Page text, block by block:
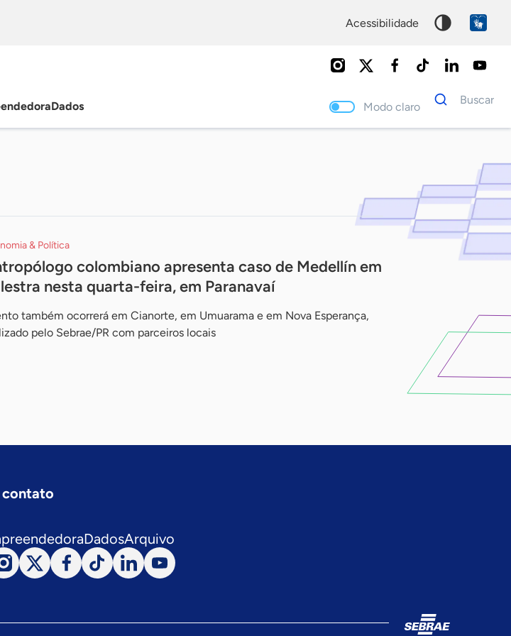
acessibilidade
Dados Modo claro
Dados
para
Buscar
& Política
colombiano apresenta caso de Medellín em
nesta quarta-feira, em Paranavaí
também ocorrerá em Cianorte, em Umuarama e em Nova Esperança,
pelo Sebrae/PR com parceiros locais
contato
DadosArquivo